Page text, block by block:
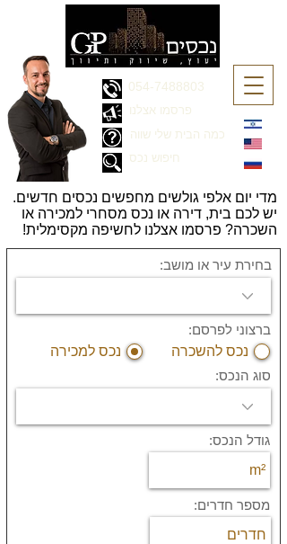
054-7488803
כמה הבית שלי שווה
פרסמו אצלנו
חיפוש נכס
מדי יום אלפי גולשים מחפשים נכסים חדשים.
יש לכם בית, דירה או נכס מסחרי למכירה או
השכרה? פרסמו אצלנו לחשיפה מקסימלית!
בחירת עיר או מושב:
ברצוני לפרסם:
נכס להשכרה
נכס למכירה
סוג הנכס:
גודל הנכס:
מספר חדרים: